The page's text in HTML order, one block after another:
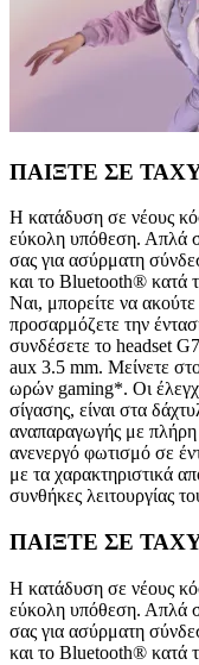
ΠΑΙΞΤΕ ΣΕ
Η κατάδυση σε νέους
εύκολη υπόθεση. Απλά
σας για ασύρματη
και το Bluetooth® κατά
Ναι, μπορείτε να
προσαρμόζετε την
συνδέσετε το headset
aux 3.5 mm. Μείνετε στο
ωρών gaming*. Οι
σίγασης, είναι στα
αναπαραγωγής με
ανενεργό φωτισμό σε
με τα χαρακτηριστικά
συνθήκες λειτουργίας
ΠΑΙΞΤΕ ΣΕ
Η κατάδυση σε νέους
εύκολη υπόθεση. Απλά
σας για ασύρματη
και το Bluetooth® κατά